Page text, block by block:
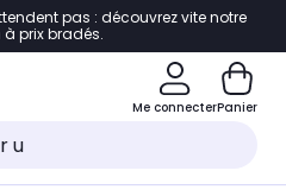
navigation
de page
pas : découvrez vite notre
prix bradés.
Me connecterPanier